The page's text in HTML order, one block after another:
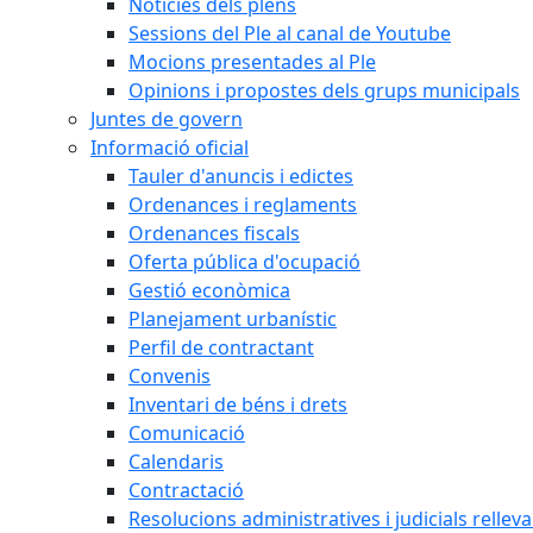
Sessions del Ple al canal de Youtube
Mocions presentades al Ple
Opinions i propostes dels grups municipals
Juntes de govern
Informació oficial
Tauler d'anuncis i edictes
Ordenances i reglaments
Ordenances fiscals
Oferta pública d'ocupació
Gestió econòmica
Planejament urbanístic
Perfil de contractant
Convenis
Inventari de béns i drets
Comunicació
Calendaris
Contractació
Resolucions administratives i judicials